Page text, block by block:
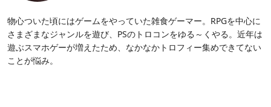
物心ついた頃にはゲームをやっていた雑食ゲーマー。RPGを中心に
さまざまなジャンルを遊び、PSのトロコンをゆる～くやる。近年は
遊ぶスマホゲーが増えたため、なかなかトロフィー集めできてない
ことが悩み。